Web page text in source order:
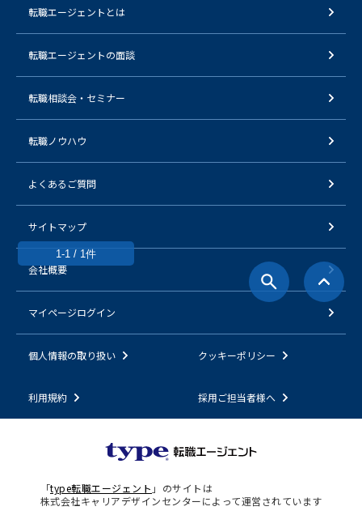
1-1 / 1件
転職エージェントとは
転職エージェントの面談
転職相談会・セミナー
転職ノウハウ
よくあるご質問
サイトマップ
会社概要
マイページログイン
個人情報の取り扱い クッキーポリシー
利用規約 採用ご担当者様へ
「type転職エージェント 」のサイトは
株式会社キャリアデザインセンターによって運営されています